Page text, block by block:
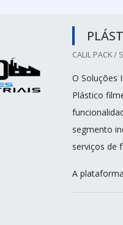
CALIL PACK /
O Soluções
Plástico
segmento
serviços de
A